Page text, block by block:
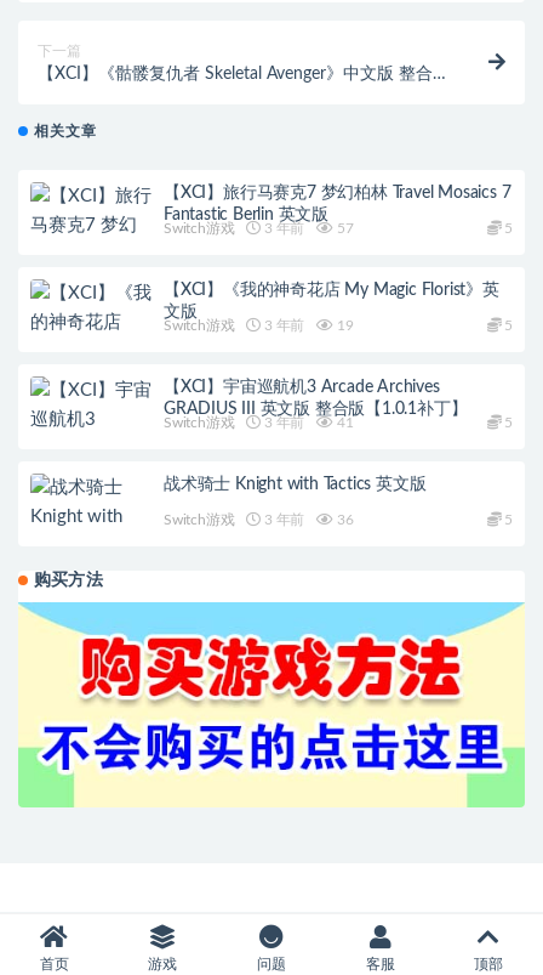
下一篇
【XCI】《骷髅复仇者 Skeletal Avenger》中文版 整合版
相关文章
【XCI】旅行马赛克7 梦幻柏林 Travel Mosaics 7
Fantastic Berlin 英文版
Switch游戏 3 年前 57 5
【XCI】《我的神奇花店 My Magic Florist》英
文版
Switch游戏 3 年前 19 5
【XCI】宇宙巡航机3 Arcade Archives
GRADIUS III 英文版 整合版【1.0.1补丁】
Switch游戏 3 年前 41 5
战术骑士 Knight with Tactics 英文版
Switch游戏 3 年前 36 5
购买方法
首页 游戏 问题 客服 顶部